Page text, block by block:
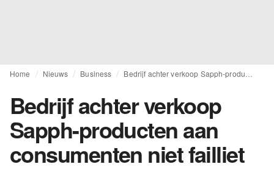
Home Nieuws Business
Bedrijf achter verkoop
Sapph-producten aan
consumenten niet failliet